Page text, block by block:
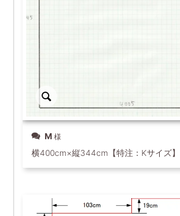
M
横400cm×縦344cm【特注：Kサイズ】